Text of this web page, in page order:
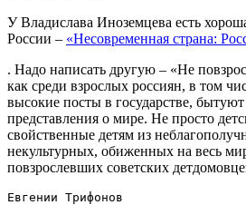
У Владислава Иноземцева есть
России – «Несовременная страна:
. Надо написать другую – «Не
как среди взрослых россиян, в том
высокие посты в государстве,
представления о мире. Не просто
свойственные детям из
некультурных, обиженных на весь
повзрослевших советских
Евгении Трифонов